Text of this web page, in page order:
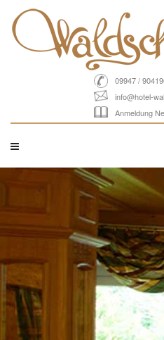
09947 /
info@hotel-
Anmeldung